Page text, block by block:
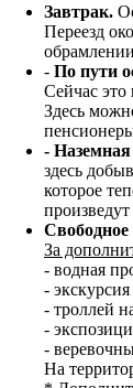
Завтрак.
Переезд
- По пути
Сейчас это
Здесь
- Наземная
здесь
которое
Свободное
За
- водная
-
- троллей
-
-
На